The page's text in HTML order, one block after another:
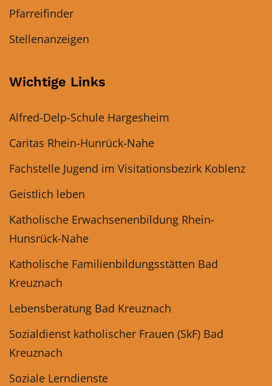
Pfarreifinder
Stellenanzeigen
Wichtige Links
Alfred-Delp-Schule Hargesheim
Caritas Rhein-Hunrück-Nahe
Fachstelle Jugend im Visitationsbezirk Koblenz
Geistlich leben
Katholische Erwachsenenbildung Rhein-
Hunsrück-Nahe
Katholische Familienbildungsstätten Bad
Kreuznach
Lebensberatung Bad Kreuznach
Sozialdienst katholischer Frauen (SkF) Bad
Kreuznach
Soziale Lerndienste